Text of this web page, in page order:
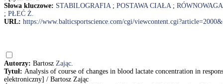
Słowa kluczowe: STABILOGRAFIA; POSTAWA CIAŁA;
; PŁEĆ Ż.
URL: https://www.balticsportscience.com/cgi/
Autorzy: Bartosz Zając.
Tytuł: Analysis of course of changes in blood lactate concentration in
elektroniczny] / Bartosz Zając